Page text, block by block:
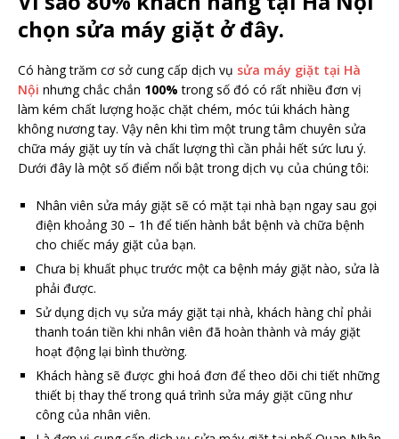
chọn sửa máy giặt ở đây.
Có hàng trăm cơ sở cung cấp dịch vụ sửa máy giặt tại Hà
Nội nhưng chắc chắn 100% trong số đó có rất nhiều đơn vị
làm kém chất lượng hoặc chặt chém, móc túi khách hàng
không nương tay. Vậy nên khi tìm một trung tâm chuyên sửa
chữa máy giặt uy tín và chất lượng thì cần phải hết sức lưu ý.
Dưới đây là một số điểm nổi bật trong dịch vụ của chúng tôi:
Nhân viên sửa máy giặt sẽ có mặt tại nhà bạn ngay sau gọi
điện khoảng 30 – 1h để tiến hành bắt bệnh và chữa bệnh
cho chiếc máy giặt của bạn.
Chưa bị khuất phục trước một ca bệnh máy giặt nào, sửa là
phải được.
Sử dụng dịch vụ sửa máy giặt tại nhà, khách hàng chỉ phải
thanh toán tiền khi nhân viên đã hoàn thành và máy giặt
hoạt động lại bình thường.
Khách hàng sẽ được ghi hoá đơn để theo dõi chi tiết những
thiết bị thay thế trong quá trình sửa máy giặt cũng như
công của nhân viên.